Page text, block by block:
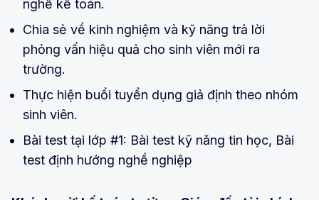
nghề kế toán.
Chia sẻ về kinh nghiệm và kỹ năng trả lời
phỏng vấn hiệu quả cho sinh viên mới ra
trường.
Thực hiện buổi tuyển dụng giả định theo nhóm
sinh viên.
Bài test tại lớp #1: Bài test kỹ năng tin học, Bài
test định hướng nghề nghiệp